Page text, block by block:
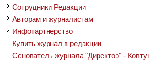
Сотрудники Редакции
Авторам и журналистам
Инфопартнерство
Купить журнал в редакции
Основатель журнала "Директор" -